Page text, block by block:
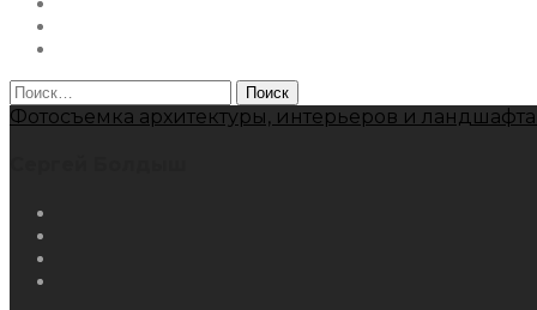
Найти:
Фотосъемка архитектуры, интерьеров и